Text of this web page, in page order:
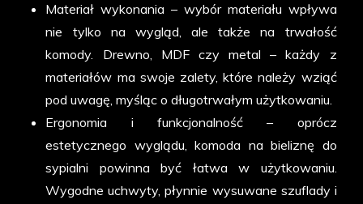
Materiał wykonania – wybór materiału wpływa
nie tylko na wygląd, ale także na trwałość
komody. Drewno, MDF czy metal – każdy z
materiałów ma swoje zalety, które należy wziąć
pod uwagę, myśląc o długotrwałym użytkowaniu.
Ergonomia i funkcjonalność – oprócz
estetycznego wyglądu, komoda na bieliznę do
sypialni powinna być łatwa w użytkowaniu.
Wygodne uchwyty, płynnie wysuwane szuflady i